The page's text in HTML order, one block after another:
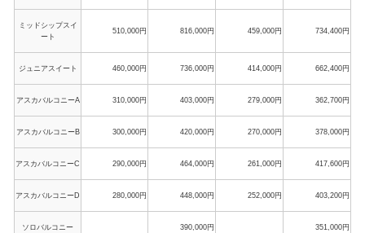
ミッドシップスイ
ート
510,000円 816,000円 459,000円 734,400円
ジュニアスイート 460,000円 736,000円 414,000円 662,400円
アスカバルコニーA 310,000円 403,000円 279,000円 362,700円
アスカバルコニーB 300,000円 420,000円 270,000円 378,000円
アスカバルコニーC 290,000円 464,000円 261,000円 417,600円
アスカバルコニーD 280,000円 448,000円 252,000円 403,200円
ソロバルコニー 390,000円 351,000円